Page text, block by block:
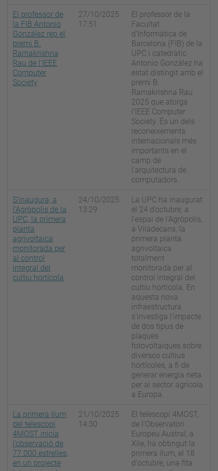
El professor de
la FIB Antonio
González rep el
premi B.
Ramakrishna
Rau de l’IEEE
Computer
Society
27/10/2025
17:51
El professor de la
Facultat
d’Informàtica de
Barcelona (FIB) de la
UPC i catedràtic
Antonio González ha
estat distingit amb el
premi B.
Ramakrishna Rau
2025 que atorga
l’IEEE Computer
Society. És un dels
reconeixements
internacionals més
importants en el
camp de
l’arquitectura de
computadors.
S’inaugura, a
l’Agròpolis de la
UPC, la primera
planta
agrivoltaica
monitorada per
al control
integral del
cultiu hortícola
24/10/2025
13:29
La UPC ha inaugurat
el 24 d’octubre, a
l’espai de l’Agròpolis,
a Viladecans, la
primera planta
agrivoltaica
totalment
monitorada per al
control integral del
cultiu hortícola. En
aquesta nova
infraestructura
s’investiga l'impacte
de dos tipus de
plaques
fotovoltaiques sobre
diversos cultius
hortícoles, a fi de
generar energia neta
per al sector agrícola
a Europa.
La primera llum
del telescopi
4MOST inicia
l’observació de
77.000 estrelles,
en un projecte
21/10/2025
14:30
El telescopi 4MOST,
de l’Observatori
Europeu Austral, a
Xile, ha obtingut la
primera llum, el 18
d'octubre, una fita